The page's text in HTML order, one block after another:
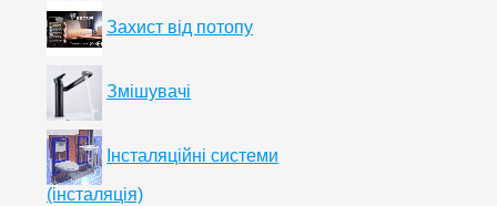
Захист від потопу
Змішувачі
Інсталяційні системи
(інсталяція)